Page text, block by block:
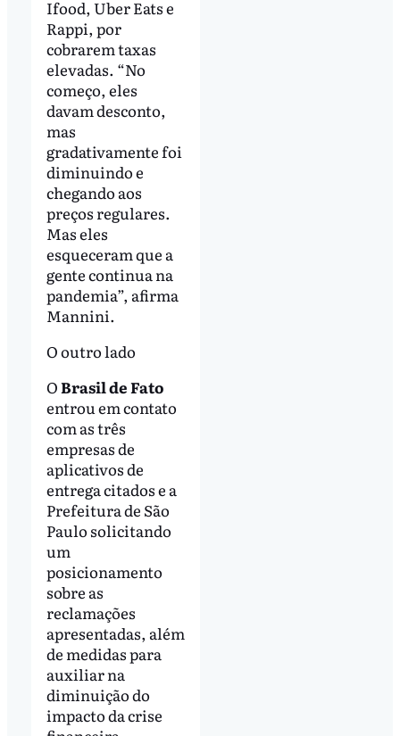
Ifood, Uber Eats e
Rappi, por
cobrarem taxas
elevadas. “No
começo, eles
davam desconto,
mas
gradativamente foi
diminuindo e
chegando aos
preços regulares.
Mas eles
esqueceram que a
gente continua na
pandemia”, afirma
Mannini.
O outro lado
OBrasil de Fato
entrou em contato
com as três
empresas de
aplicativos de
entrega citados e a
Prefeitura de São
Paulo solicitando
um
posicionamento
sobre as
reclamações
apresentadas, além
de medidas para
auxiliar na
diminuição do
impacto da crise